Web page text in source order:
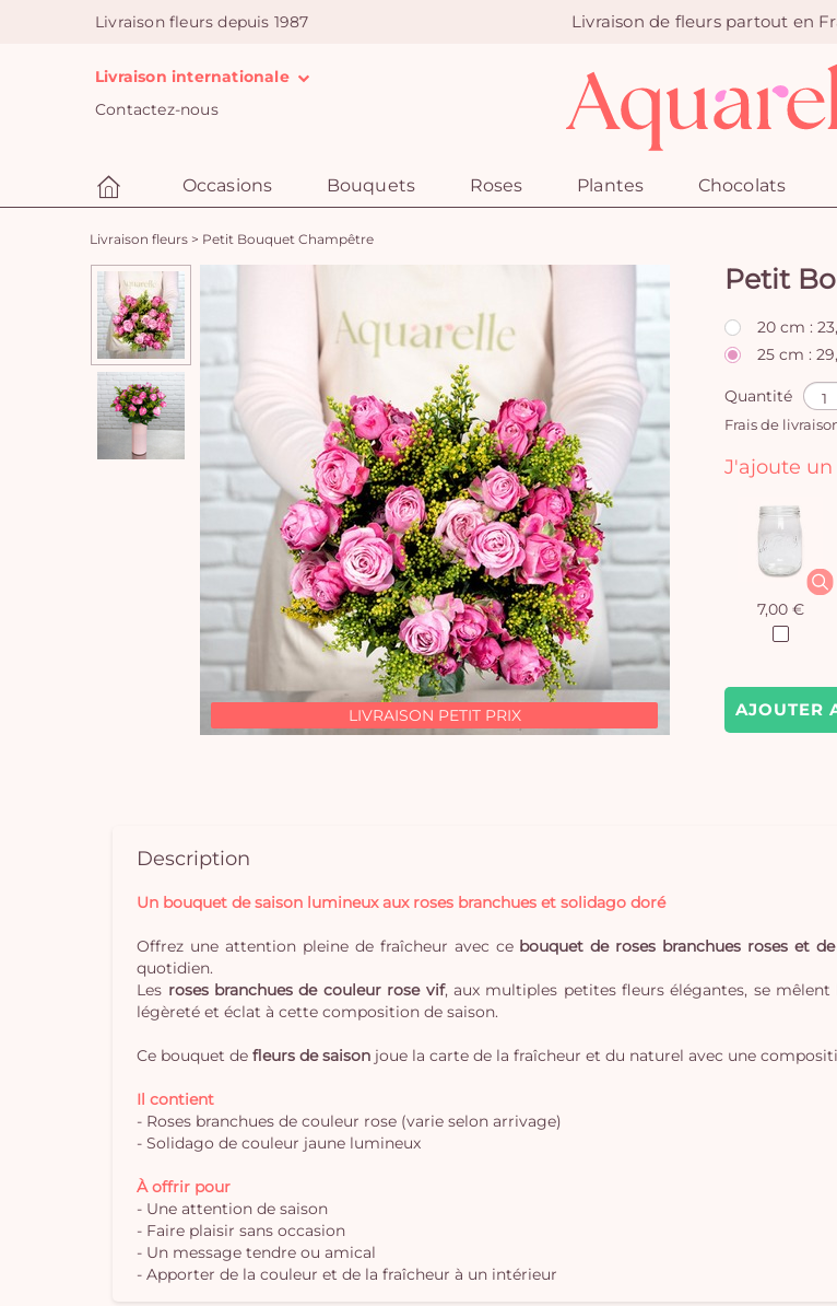
Livraison fleurs depuis 1987 Livraison de fleurs partout en
Livraison internationale
Contactez-nous
Occasions Bouquets Roses Plantes Chocolats
Livraison fleurs > Petit Bouquet Champêtre
LIVRAISON PETIT PRIX
Petit
20 cm :
25 cm :
Quantité
Frais de
AJOUTER
J'ajoute un
7,00 €
Description
Un bouquet de saison lumineux aux roses branchues et solidago doré
Offrez une attention pleine de fraîcheur avec ce bouquet de roses branchues roses et
quotidien.
Les roses branchues de couleur rose vif, aux multiples petites fleurs élégantes, se
légèreté et éclat à cette composition de saison.
Ce bouquet defleurs de saison joue la carte de la fraîcheur et du naturel avec une
Il contient
- Roses branchues de couleur rose (varie selon arrivage)
- Solidago de couleur jaune lumineux
À offrir pour
- Une attention de saison
- Faire plaisir sans occasion
- Un message tendre ou amical
- Apporter de la couleur et de la fraîcheur à un intérieur